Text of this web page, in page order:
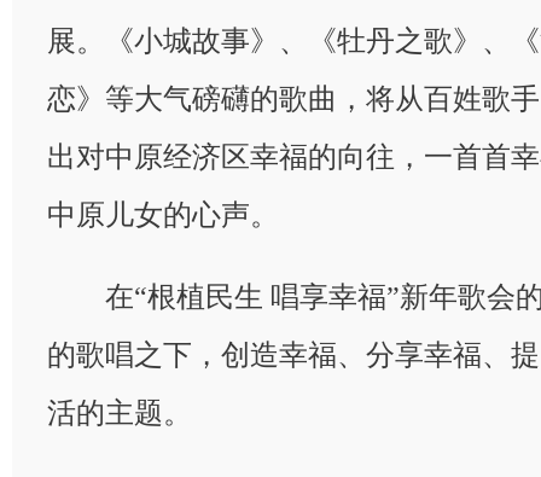
展。《小城故事》、《牡丹之歌》、
恋》等大气磅礴的歌曲，将从百姓歌
出对中原经济区幸福的向往，一首首
中原儿女的心声。
在“根植民生 唱享幸福”新年歌会
的歌唱之下，创造幸福、分享幸福、
活的主题。